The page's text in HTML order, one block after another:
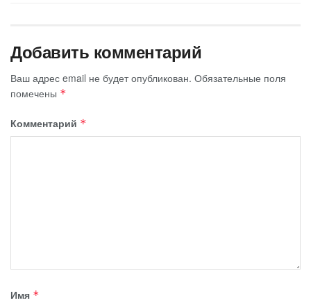
Добавить комментарий
Ваш адрес email не будет опубликован. Обязательные поля
помечены *
Комментарий *
Имя *